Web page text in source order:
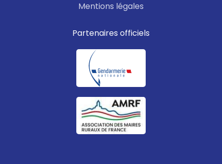
Mentions légales
Partenaires officiels